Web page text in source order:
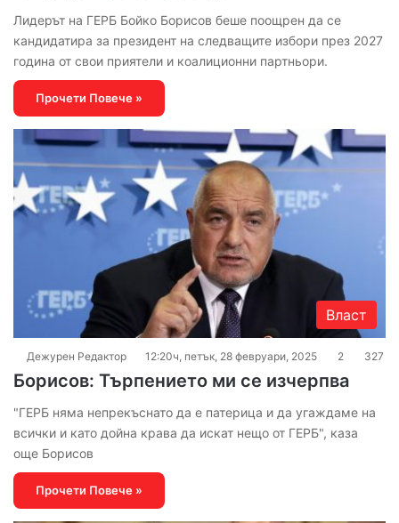
Лидерът на ГЕРБ Бойко Борисов беше поощрен да се
кандидатира за президент на следващите избори през 2027
година от свои приятели и коалиционни партньори.
Прочети Повече »
Власт
Дежурен Редактор 12:20ч, петък, 28 февруари, 2025 2 327
Борисов: Търпението ми се изчерпва
"ГЕРБ няма непрекъснато да е патерица и да угаждаме на
всички и като дойна крава да искат нещо от ГЕРБ", каза
още Борисов
Прочети Повече »